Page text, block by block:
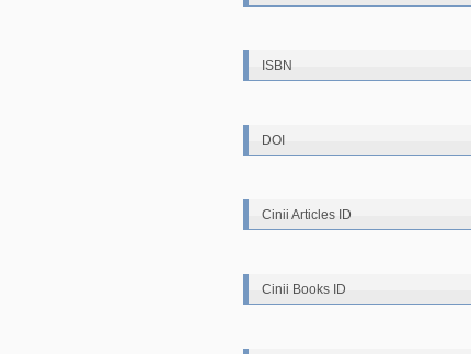
ISBN
DOI
Cinii Articles ID
Cinii Books ID